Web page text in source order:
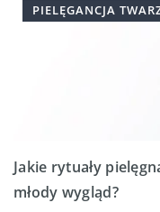
PIELĘGANCJA
Jakie rytuały
młody wygląd?